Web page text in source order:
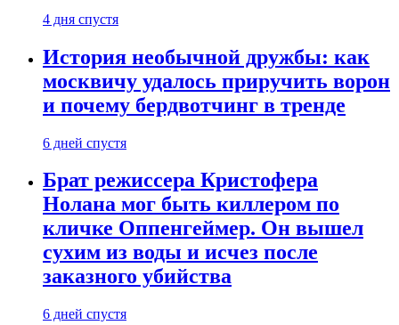
4 дня спустя
История необычной дружбы: как
москвичу удалось приручить ворон
и почему бердвотчинг в тренде
6 дней спустя
Брат режиссера Кристофера
Нолана мог быть киллером по
кличке Оппенгеймер. Он вышел
сухим из воды и исчез после
заказного убийства
6 дней спустя